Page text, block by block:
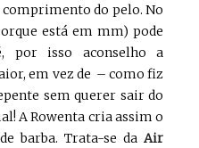
do pelo. No
está em mm) pode
por isso aconselho a
em vez de – como fiz
sem querer sair do
A Rowenta cria assim o
barba. Trata-se da Air